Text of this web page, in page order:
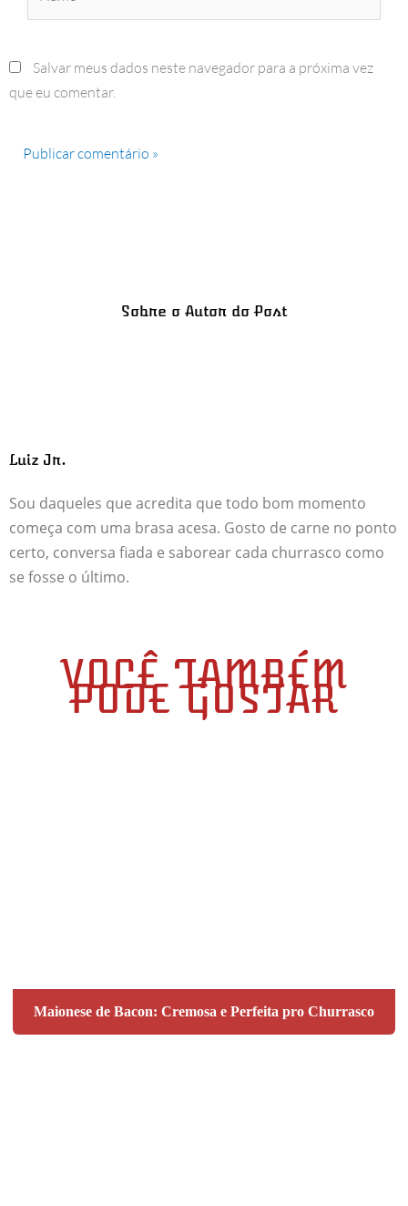
Salvar meus dados neste navegador para a próxima vez
que eu comentar.
Sobre o Autor do Post
Luiz Jr.
Sou daqueles que acredita que todo bom momento
começa com uma brasa acesa. Gosto de carne no ponto
certo, conversa fiada e saborear cada churrasco como
se fosse o último.
VOCÊ TAMBÉM
PODE GOSTAR
Maionese de Bacon: Cremosa e Perfeita pro Churrasco